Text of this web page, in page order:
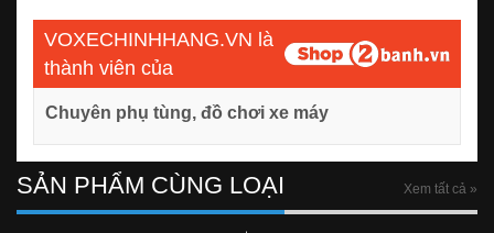
VOXECHINHHANG.VN là
thành viên của
Chuyên phụ tùng, đồ chơi xe máy
SẢN PHẨM CÙNG LOẠI Xem tất cả »